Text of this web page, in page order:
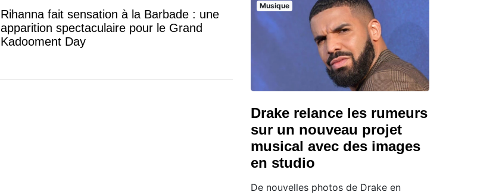
Rihanna fait sensation à la Barbade : une
apparition spectaculaire pour le Grand
Kadooment Day
Musique
Drake relance les rumeurs
sur un nouveau projet
musical avec des images
en studio
De nouvelles photos de Drake en